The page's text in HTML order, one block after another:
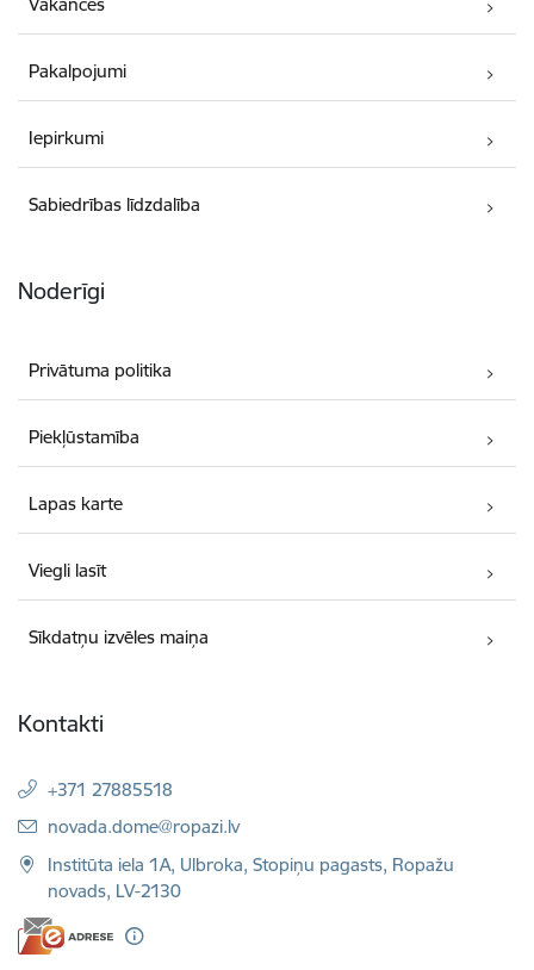
Pakalpojumi
Iepirkumi
Sabiedrības līdzdalība
Noderīgi
Privātuma politika
Piekļūstamība
Lapas karte
Viegli lasīt
Sīkdatņu izvēles maiņa
Kontakti
+371 27885518
E-pasts:
novada.dome@ropazi.lv
Institūta iela 1A, Ulbroka, Stopiņu pagasts, Ropažu
novads, LV-2130